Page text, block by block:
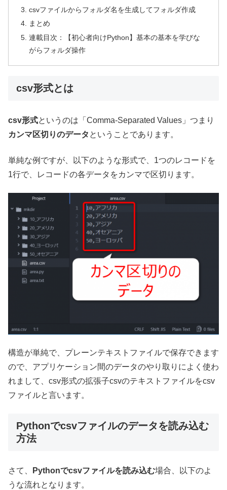
csvファイルからフォルダ名を生成してフォルダ作成
まとめ
連載目次：【初心者向けPython】基本の基本を学びな
がらフォルダ操作
csv形式とは
csv形式というのは「Comma-Separated Values」つまり
カンマ区切りのデータ ということであります。
単純な例ですが、以下のような形式で、1つのレコードを
1行で、レコードの各データをカンマで区切ります。
構造が単純で、プレーンテキストファイルで保存できます
ので、アプリケーション間のデータのやり取りによく使わ
れまして、csv形式の拡張子csvのテキストファイルをcsv
ファイルと言います。
Pythonでcsvファイルのデータを読み込む
方法
さて、 Pythonでcsvファイルを読み込む場合、以下のよ
うな流れとなります。